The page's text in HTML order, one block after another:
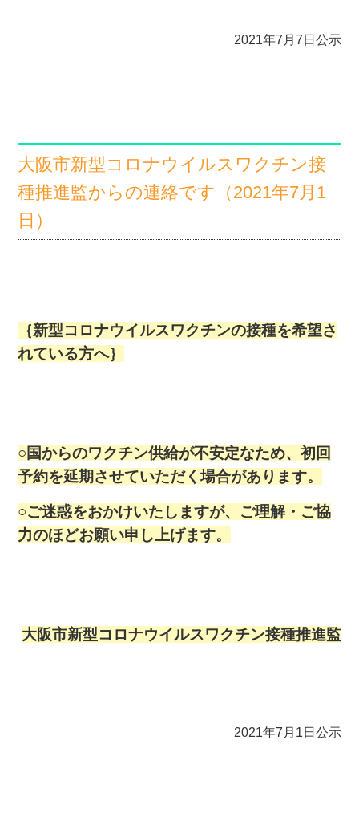
2021年7月7日公示
大阪市新型コロナウイルスワクチン接
種推進監からの連絡です（2021年7月1
日）
｛新型コロナウイルスワクチンの接種を希望さ
れている方へ｝
○国からのワクチン供給が不安定なため、初回
予約を延期させていただく場合があります。
○ご迷惑をおかけいたしますが、ご理解・ご協
力のほどお願い申し上げます。
大阪市新型コロナウイルスワクチン接種推進監
2021年7月1日公示